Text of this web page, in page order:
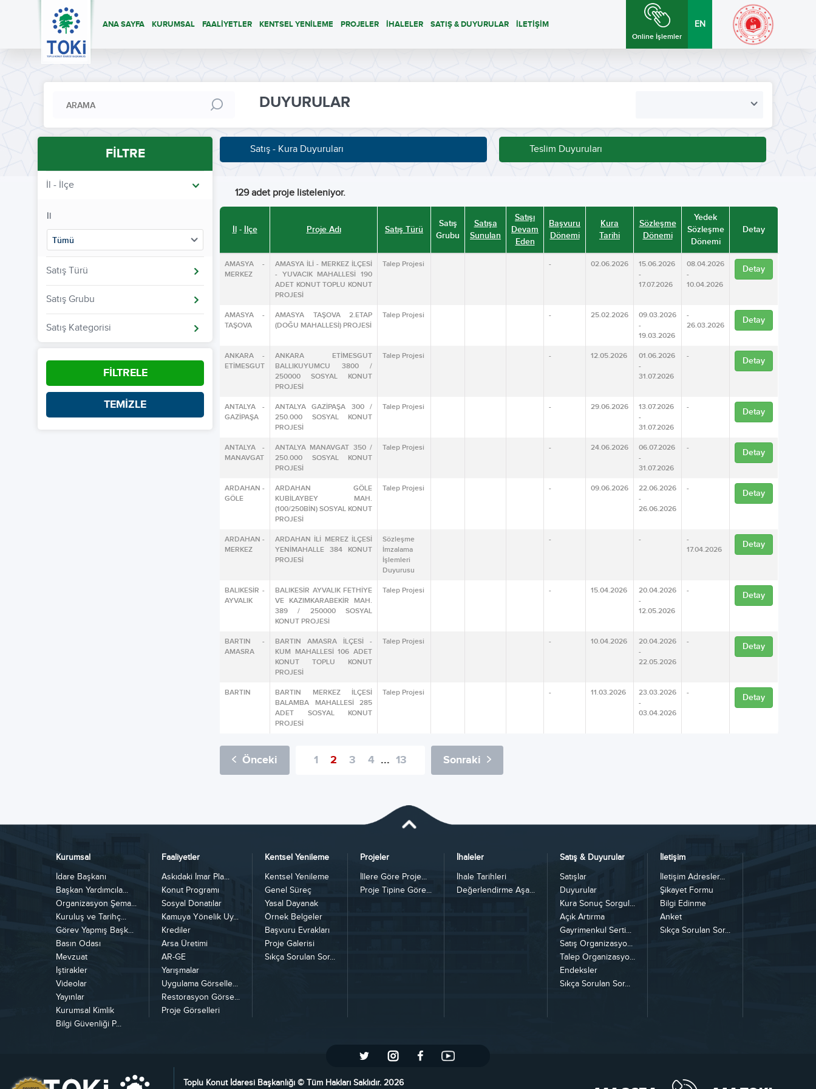
ANA SAYFA KURUMSAL FAALİYETLER KENTSEL YENİLEME PROJELER İHALELER SATIŞ & DUYURULAR İLETİŞİM
Online İşlemler
EN
DUYURULAR
FİLTRE
İl - İlçe
İl
Tümü
Satış Türü
Satış Grubu
Satış Kategorisi
FİLTRELE
TEMİZLE
Satış - Kura Duyuruları Teslim Duyuruları
129 adet proje listeleniyor.
İl- İlçe Proje Adı Satış Türü
Satış
Grubu
Satışa
Sunulan
Satışı
Devam
Eden
Başvuru
Dönemi
Kura
Tarihi
Sözleşme
Dönemi
Yedek
Sözleşme
Dönemi
Detay
AMASYA -
MERKEZ
AMASYA İLİ - MERKEZ İLÇESİ
- YUVACIK MAHALLESİ 190
ADET KONUT TOPLU KONUT
PROJESİ
Talep Projesi - 02.06.2026
15.06.2026
-
17.07.2026
08.04.2026
-
10.04.2026
Detay
AMASYA -
TAŞOVA
AMASYA TAŞOVA 2.ETAP
(DOĞU MAHALLESİ) PROJESİ
Talep Projesi - 25.02.2026
09.03.2026
-
19.03.2026
-
26.03.2026
Detay
ANKARA -
ETİMESGUT
ANKARA ETİMESGUT
BALLIKUYUMCU 3800 /
250000 SOSYAL KONUT
PROJESİ
Talep Projesi - 12.05.2026
01.06.2026
-
31.07.2026
- Detay
ANTALYA -
GAZİPAŞA
ANTALYA GAZİPAŞA 300 /
250.000 SOSYAL KONUT
PROJESİ
Talep Projesi - 29.06.2026
13.07.2026
-
31.07.2026
- Detay
ANTALYA -
MANAVGAT
ANTALYA MANAVGAT 350 /
250.000 SOSYAL KONUT
PROJESİ
Talep Projesi - 24.06.2026
06.07.2026
-
31.07.2026
- Detay
ARDAHAN -
GÖLE
ARDAHAN GÖLE
KUBİLAYBEY MAH.
(100/250BİN) SOSYAL KONUT
PROJESİ
Talep Projesi - 09.06.2026
22.06.2026
-
26.06.2026
- Detay
ARDAHAN -
MERKEZ
ARDAHAN İLİ MEREZ İLÇESİ
YENİMAHALLE 384 KONUT
PROJESİ
Sözleşme
İmzalama
İşlemleri
Duyurusu
- -
-
17.04.2026
Detay
BALIKESİR -
AYVALIK
BALIKESİR AYVALIK FETHİYE
VE KAZIMKARABEKİR MAH.
389 / 250000 SOSYAL
KONUT PROJESİ
Talep Projesi - 15.04.2026
20.04.2026
-
12.05.2026
- Detay
BARTIN -
AMASRA
BARTIN AMASRA İLÇESİ -
KUM MAHALLESİ 106 ADET
KONUT TOPLU KONUT
PROJESİ
Talep Projesi - 10.04.2026
20.04.2026
-
22.05.2026
- Detay
BARTIN
BARTIN MERKEZ İLÇESİ
BALAMBA MAHALLESİ 285
ADET SOSYAL KONUT
PROJESİ
Talep Projesi - 11.03.2026
23.03.2026
-
03.04.2026
- Detay
Önceki 1 2 3 4 ... 13 Sonraki
Kurumsal
İdare Başkanı
Başkan Yardımcıla...
Organizasyon Şema...
Kuruluş ve Tarihç...
Görev Yapmış Başk...
Basın Odası
Mevzuat
İştirakler
Videolar
Yayınlar
Kurumsal Kimlik
Bilgi Güvenliği P...
Faaliyetler
Askıdaki İmar Pla...
Konut Programı
Sosyal Donatılar
Kamuya Yönelik Uy...
Krediler
Arsa Üretimi
AR-GE
Yarışmalar
Uygulama Görselle...
Restorasyon Görse...
Proje Görselleri
Kentsel Yenileme
Kentsel Yenileme
Genel Süreç
Yasal Dayanak
Örnek Belgeler
Başvuru Evrakları
Proje Galerisi
Sıkça Sorulan Sor...
Projeler
İllere Göre Proje...
Proje Tipine Göre...
İhaleler
İhale Tarihleri
Değerlendirme Aşa...
Satış & Duyurular
Satışlar
Duyurular
Kura Sonuç Sorgul...
Açık Artırma
Gayrimenkul Serti...
Satış Organizasyo...
Talep Organizasyo...
Endeksler
Sıkça Sorulan Sor...
İletişim
İletişim Adresler...
Şikayet Formu
Bilgi Edinme
Anket
Sıkça Sorulan Sor...
Toplu Konut İdaresi Başkanlığı © Tüm Hakları Saklıdır. 2026